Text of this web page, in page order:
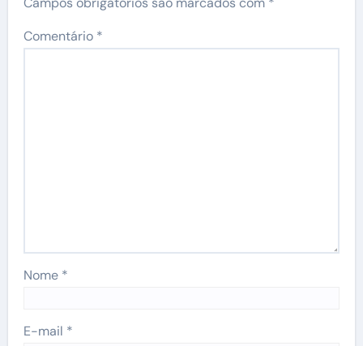
Comentário *
Nome *
E-mail *